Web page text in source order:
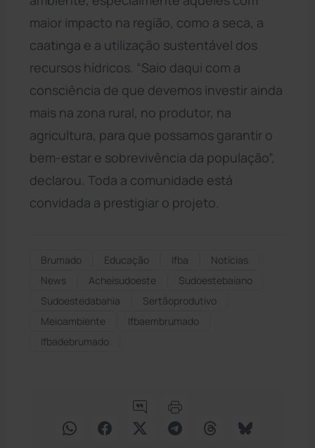
maior impacto na região, como a seca, a
caatinga e a utilização sustentável dos
recursos hídricos. “Saio daqui com a
consciência de que devemos investir ainda
mais na zona rural, no produtor, na
agricultura, para que possamos garantir o
bem-estar e sobrevivência da população”,
declarou. Toda a comunidade está
convidada a prestigiar o projeto.
Brumado Educação Ifba
Notícias
News
Acheisudoeste
Sudoestebaiano
Sudoestedabahia
Sertãoprodutivo
Meioambiente
Ifbaembrumado
Ifbadebrumado